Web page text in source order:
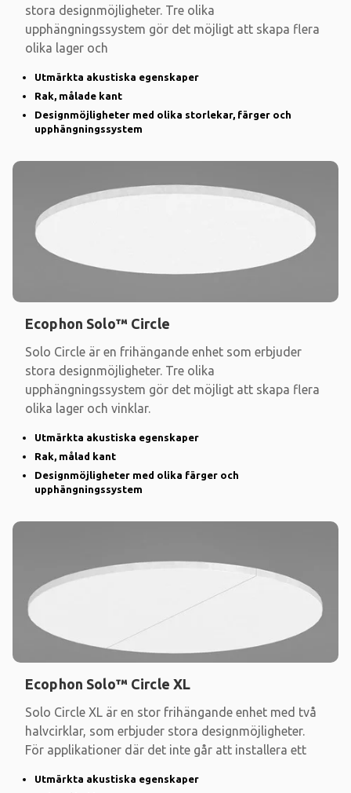
stora designmöjligheter. Tre olika
upphängningssystem gör det möjligt att skapa flera
olika lager och
Utmärkta akustiska egenskaper
Rak, målade kant
Designmöjligheter med olika storlekar, färger och
upphängningssystem
Ecophon Solo™ Circle
Solo Circle är en frihängande enhet som erbjuder
stora designmöjligheter. Tre olika
upphängningssystem gör det möjligt att skapa flera
olika lager och vinklar.
Utmärkta akustiska egenskaper
Rak, målad kant
Designmöjligheter med olika färger och
upphängningssystem
Ecophon Solo™ Circle XL
Solo Circle XL är en stor frihängande enhet med två
halvcirklar, som erbjuder stora designmöjligheter.
För applikationer där det inte går att installera ett
Utmärkta akustiska egenskaper